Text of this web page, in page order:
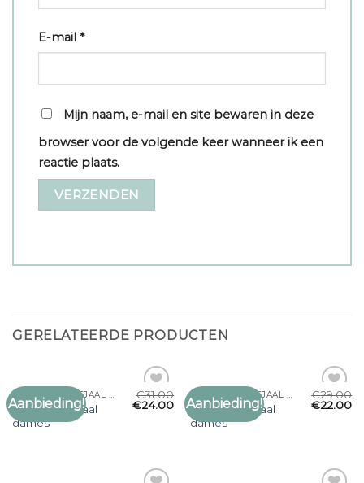
E-mail *
Mijn naam, e-mail en site bewaren in deze
browser voor de volgende keer wanneer ik een
reactie plaats.
GERELATEERDE PRODUCTEN
Aanbieding!
Toevoegen
OLIJFGROENE SJAAL DAMES
olijfgroene sjaal
dames
€31.00
€24.00 Aanbieding!
Toevoegen
OLIJFGROENE SJAAL DAMES
olijfgroene sjaal
dames
€29.00
€22.00